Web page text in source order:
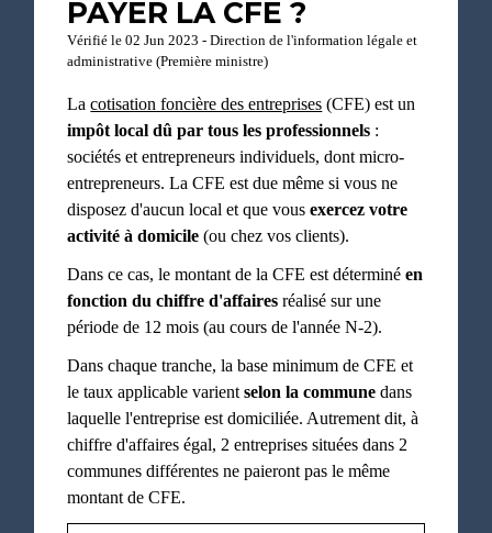
PAYER LA CFE ?
Vérifié le 02 Jun 2023 - Direction de l'information légale et
administrative (Première ministre)
Lacotisation foncière des entreprises (CFE) est un
impôt local dû par tous les professionnels :
sociétés et entrepreneurs individuels, dont micro-
entrepreneurs. La CFE est due même si vous ne
disposez d'aucun local et que vousexercez votre
activité à domicile (ou chez vos clients).
Dans ce cas, le montant de la CFE est déterminéen
fonction du chiffre d'affaires réalisé sur une
période de 12 mois (au cours de l'année N-2).
Dans chaque tranche, la base minimum de CFE et
le taux applicable varientselon la commune dans
laquelle l'entreprise est domiciliée. Autrement dit, à
chiffre d'affaires égal, 2 entreprises situées dans 2
communes différentes ne paieront pas le même
montant de CFE.